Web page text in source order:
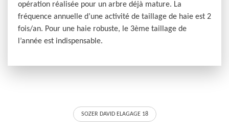
opération réalisée pour un arbre déjà mature. La
fréquence annuelle d’une activité de taillage de haie est 2
fois/an. Pour une haie robuste, le 3ème taillage de
l’année est indispensable.
SOZER DAVID ELAGAGE 18